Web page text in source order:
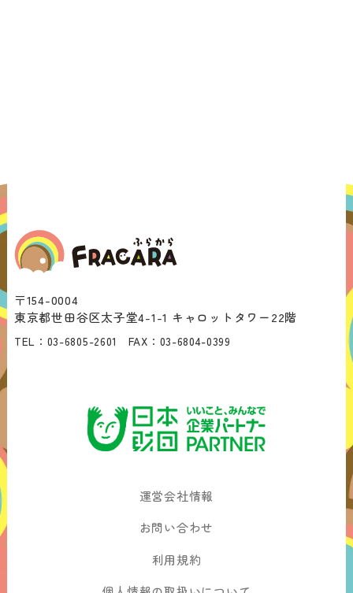
〒154-0004
東京都世田谷区太子堂4-1-1 キャロットタワー22階
TEL： 03-6805-2601 FAX： 03-6804-0399
運営会社情報
お問い合わせ
利用規約